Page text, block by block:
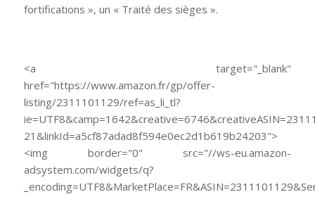
fortifications », un « Traité des sièges ».
<a target="_blank"
href="https://www.amazon.fr/gp/offer-
listing/2311101129/ref=as_li_tl?
21&linkId=a5cf87adad8f594e0ec2d1b619b24203">
<img border="0" src="//ws-eu.amazon-
adsystem.com/widgets/q?